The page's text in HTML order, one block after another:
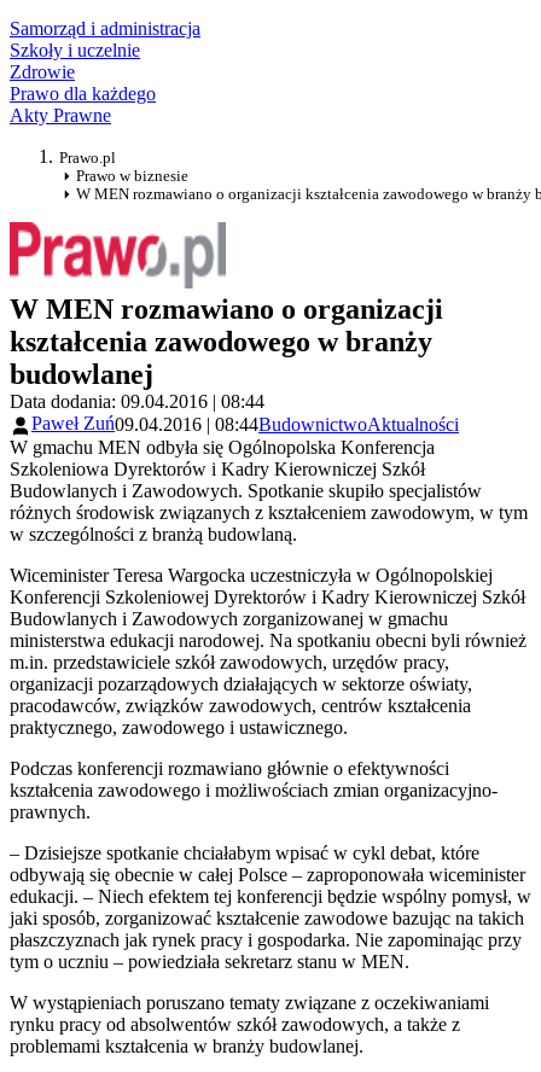
Samorząd i administracja
Szkoły i uczelnie
Zdrowie
Prawo dla każdego
Akty Prawne
Prawo.pl
Prawo w biznesie
W MEN rozmawiano o organizacji kształcenia zawodowego w branży
W MEN rozmawiano o organizacji
kształcenia zawodowego w branży
budowlanej
Data dodania: 09.04.2016 | 08:44
Paweł Zuń09.04.2016 | 08:44BudownictwoAktualności
W gmachu MEN odbyła się Ogólnopolska Konferencja
Szkoleniowa Dyrektorów i Kadry Kierowniczej Szkół
Budowlanych i Zawodowych. Spotkanie skupiło specjalistów
różnych środowisk związanych z kształceniem zawodowym, w tym
w szczególności z branżą budowlaną.
Wiceminister Teresa Wargocka uczestniczyła w Ogólnopolskiej
Konferencji Szkoleniowej Dyrektorów i Kadry Kierowniczej Szkół
Budowlanych i Zawodowych zorganizowanej w gmachu
ministerstwa edukacji narodowej. Na spotkaniu obecni byli również
m.in. przedstawiciele szkół zawodowych, urzędów pracy,
organizacji pozarządowych działających w sektorze oświaty,
pracodawców, związków zawodowych, centrów kształcenia
praktycznego, zawodowego i ustawicznego.
Podczas konferencji rozmawiano głównie o efektywności
kształcenia zawodowego i możliwościach zmian organizacyjno-
prawnych.
– Dzisiejsze spotkanie chciałabym wpisać w cykl debat, które
odbywają się obecnie w całej Polsce – zaproponowała wiceminister
edukacji. – Niech efektem tej konferencji będzie wspólny pomysł, w
jaki sposób, zorganizować kształcenie zawodowe bazując na takich
płaszczyznach jak rynek pracy i gospodarka. Nie zapominając przy
tym o uczniu – powiedziała sekretarz stanu w MEN.
W wystąpieniach poruszano tematy związane z oczekiwaniami
rynku pracy od absolwentów szkół zawodowych, a także z
problemami kształcenia w branży budowlanej.